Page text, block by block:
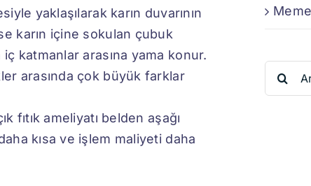
yaklaşılarak karın duvarının
karın içine sokulan çubuk
katmanlar arasına yama konur.
arasında çok büyük farklar
fıtık ameliyatı belden aşağı
kısa ve işlem maliyeti daha
Ara: